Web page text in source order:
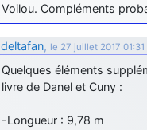
Voilou. Compléments
deltafan, le 27 juillet 2017 01:31
Quelques éléments
livre de Danel et Cuny :
-Longueur : 9,78 m